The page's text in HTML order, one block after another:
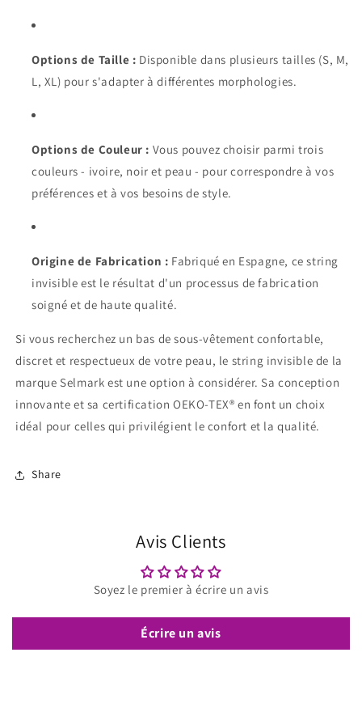
Options de Taille : Disponible dans plusieurs tailles (S, M,
L, XL) pour s'adapter à différentes morphologies.
Options de Couleur : Vous pouvez choisir parmi trois
couleurs - ivoire, noir et peau - pour correspondre à vos
préférences et à vos besoins de style.
Origine de Fabrication : Fabriqué en Espagne, ce string
invisible est le résultat d'un processus de fabrication
soigné et de haute qualité.
Si vous recherchez un bas de sous-vêtement confortable,
discret et respectueux de votre peau, le string invisible de la
marque Selmark est une option à considérer. Sa conception
innovante et sa certification OEKO-TEX® en font un choix
idéal pour celles qui privilégient le confort et la qualité.
Share
Avis Clients
Soyez le premier à écrire un avis
Écrire un avis